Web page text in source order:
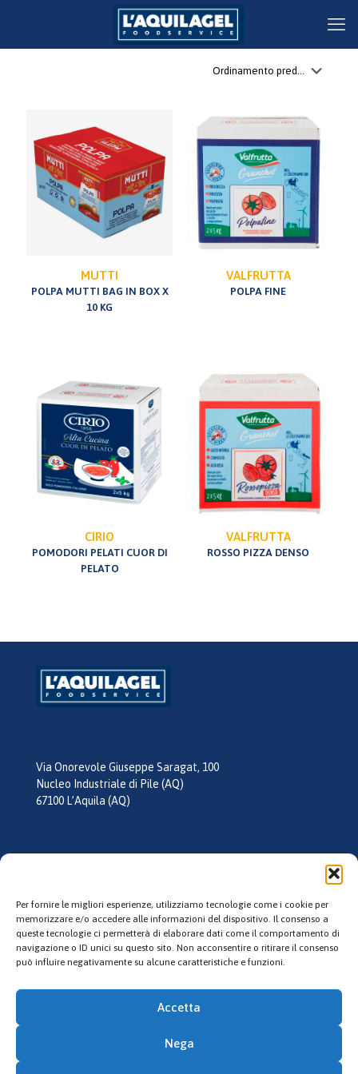
Per fornire le migliori esperienze, utilizziamo tecnologie come i cookie per
memorizzare e/o accedere alle informazioni del dispositivo. Il consenso a
queste tecnologie ci permetterà di elaborare dati come il comportamento di
navigazione o ID unici su questo sito. Non acconsentire o ritirare il consenso
può influire negativamente su alcune caratteristiche e funzioni.
Accetta
Nega
MUTTI
POLPA MUTTI BAG IN BOX X
10 KG
VALFRUTTA
POLPA FINE
CIRIO
POMODORI PELATI CUOR DI
PELATO
VALFRUTTA
ROSSO PIZZA DENSO
Via Onorevole Giuseppe Saragat, 100
Nucleo Industriale di Pile (AQ)
67100 L’Aquila (AQ)
Follow us